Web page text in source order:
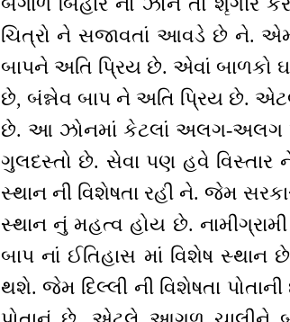
ચિત્રો ને સજાવતાં આવડે છે ને.
બાપને અતિ પ્રિય છે. એવાં બાળકો
છે, બંન્નેવ બાપ ને અતિ પ્રિય છે.
છે. આ ઝોનમાં કેટલાં અલગ-અલગ
ગુલદસ્તો છે. સેવા પણ હવે વિસ્તાર
સ્થાન ની વિશેષતા રહી ને. જેમ
સ્થાન નું મહત્વ હોય છે.
બાપ નાં ઈતિહાસ માં વિશેષ
થશે. જેમ દિલ્લી ની વિશેષતા